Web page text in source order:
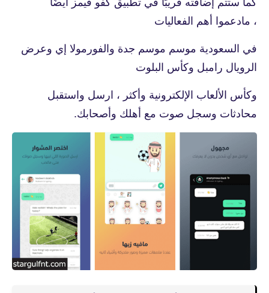
، مادعموا أهم الفعاليات
في السعودية موسم موسم جدة والفورمولا إي وعرض
الرويال رامبل وكأس البلوت
وكأس الألعاب الإلكترونية وأكثر ، ارسل واستقبل
محادثات وسجل صوت مع أهلك وأصحابك.